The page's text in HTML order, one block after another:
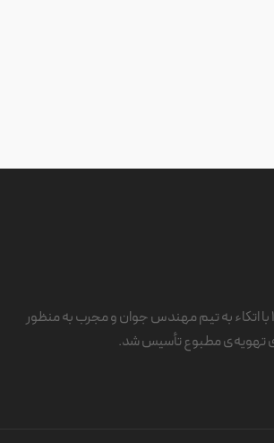
شرکت مهندسی زاگرس تهویه در سال ۱۳۸۷ با اتکاء به تیم مهندس جوان و مجرب به منظور
تهویه‌ی مطبوع تأسیس شد.